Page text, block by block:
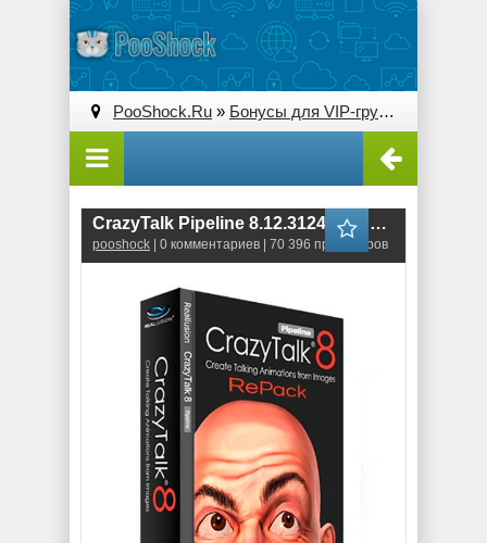
PooShock.Ru » Бонусы для VIP-группы
CrazyTalk Pipeline 8.12.3124.1 ENG-RUS RePack
pooshock | 0 комментариев | 70 396 просмотров